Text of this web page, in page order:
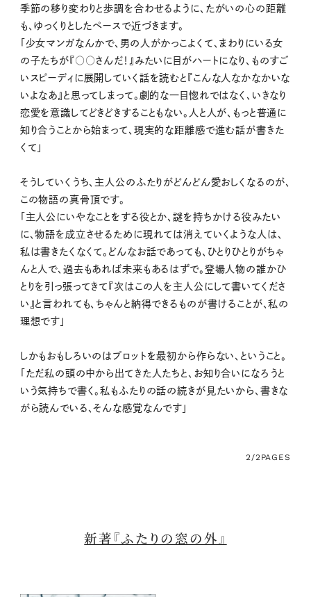
季節の移り変わりと歩調を合わせるように、たがいの心の距離
も、ゆっくりとしたペースで近づきます。
「少女マンガなんかで、男の人がかっこよくて、まわりにいる女
の子たちが『○○さんだ！』みたいに目がハートになり、ものすご
いスピーディに展開していく話を読むと『こんな人なかなかいな
いよなあ』と思ってしまって。劇的な一目惚れではなく、いきなり
恋愛を意識してどきどきすることもない。人と人が、もっと普通に
知り合うことから始まって、現実的な距離感で進む話が書きた
くて」
そうしていくうち、主人公のふたりがどんどん愛おしくなるのが、
この物語の真骨頂です。
「主人公にいやなことをする役とか、謎を持ちかける役みたい
に、物語を成立させるために現れては消えていくような人は、
私は書きたくなくて。どんなお話であっても、ひとりひとりがちゃ
んと人で、過去もあれば未来もあるはずで。登場人物の誰かひ
とりを引っ張ってきて『次はこの人を主人公にして書いてくださ
い』と言われても、ちゃんと納得できるものが書けることが、私の
理想です」
しかもおもしろいのはプロットを最初から作らない、ということ。
「ただ私の頭の中から出てきた人たちと、お知り合いになろうと
いう気持ちで書く。私もふたりの話の続きが見たいから、書きな
がら読んでいる、そんな感覚なんです」
2/2 PAGES
新著『ふたりの窓の外』